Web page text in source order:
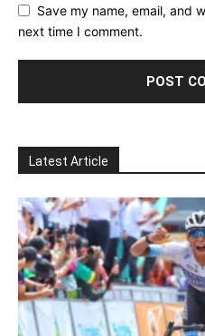
Save my name, email, and
next time I comment.
Latest Article